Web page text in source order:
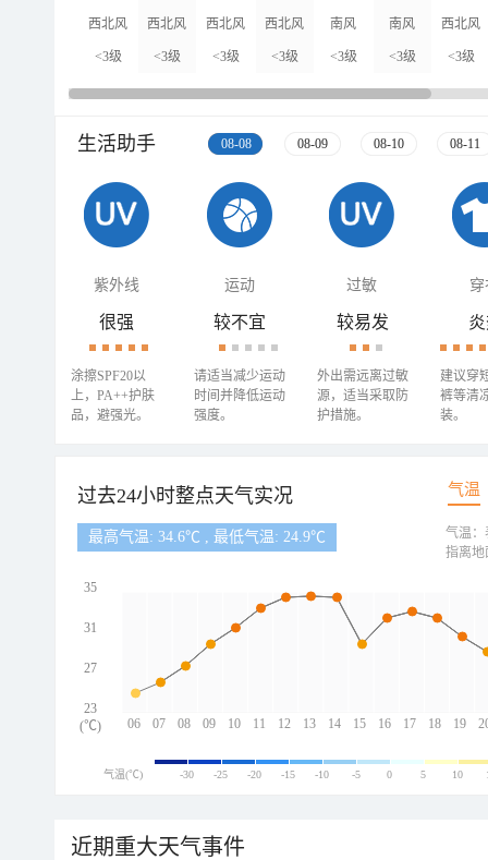
西北风
<3级
西北风
<3级
西北风
<3级
西北风
<3级
南风
<3级
南风
<3级
西北风
<3级
生活助手 08-08 08-09 08-10 08-11
紫外线 运动 过敏 穿
很强
涂擦SPF20以
上，PA++护肤
品，避强光。
较不宜
请适当减少运动
时间并降低运动
强度。
较易发
外出需远离过敏
源，适当采取防
护措施。
建议穿
裤等清
装。
过去24小时整点天气实况 气温
最高气温: 34.6℃ , 最低气温: 24.9℃
06 07 08 09 10 11 12 13 14 15 16 17 18 19
35
31
27
23
(℃)
气温：
指离地
气温(℃) -30 -25 -20 -15 -10 -5 0 5 10
近期重大天气事件